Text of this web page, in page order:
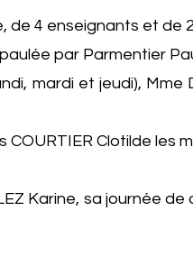
de 4 enseignants et de 2
par Parmentier
mardi et jeudi),
COURTIER Clotilde les
Karine, sa journée